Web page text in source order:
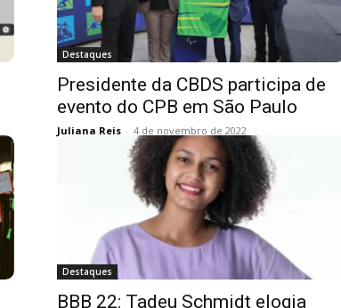
Destaques
Presidente da CBDS participa de
evento do CPB em São Paulo
Juliana Reis - 4 de novembro de 2022
Destaques
BBB 22: Tadeu Schmidt elogia